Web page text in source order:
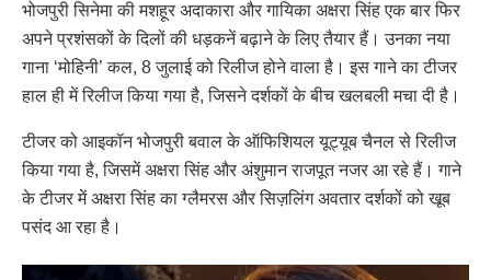
भोजपुरी सिनेमा की मशहूर अदाकारा और गायिका अक्षरा सिंह एक बार फिर
अपने प्रशंसकों के दिलों की धड़कनें बढ़ाने के लिए तैयार हैं। उनका नया
गाना ‘मोहिनी’ कल, 8 जुलाई को रिलीज होने वाला है। इस गाने का टीजर
हाल ही में रिलीज किया गया है, जिसने दर्शकों के बीच खलबली मचा दी है।
टीजर को आइकॉन भोजपुरी बवाल के ऑफिशियल यूट्यूब चैनल से रिलीज
किया गया है, जिसमें अक्षरा सिंह और अंशुमान राजपूत नजर आ रहे हैं। गाने
के टीजर में अक्षरा सिंह का ग्लैमरस और सिज़लिंग अवतार दर्शकों को खूब
पसंद आ रहा है।